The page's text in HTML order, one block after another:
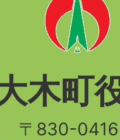
木町
〒830-